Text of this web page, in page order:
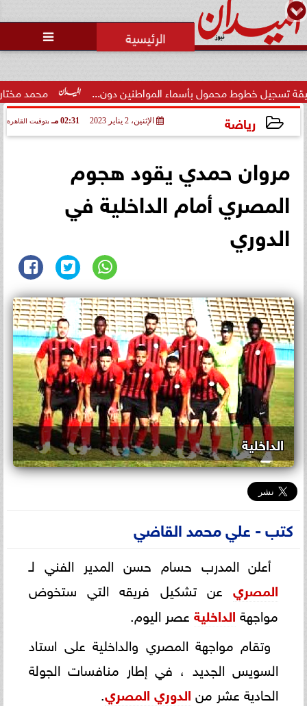

محمد مختار جمعة: محمول بأسماء المواطنين دون...
رياضة الإثنين، 2 يناير 2023 02:31 مـ بتوقيت القاهرة
مروان حمدي يقود هجوم
المصري أمام الداخلية في
الدوري
الداخلية
كتب - علي محمد القاضي
أعلن المدرب حسام حسن المدير الفني لـ
المصري عن تشكيل فريقه التي ستخوض
مواجهة الداخلية عصر اليوم.
وتقام مواجهة المصري والداخلية على استاد
السويس الجديد ، في إطار منافسات الجولة
الحادية عشر من الدوري المصري